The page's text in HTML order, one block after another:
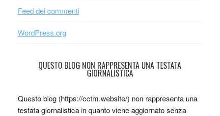
Feed dei commenti
WordPress.org
QUESTO BLOG NON RAPPRESENTA UNA TESTATA
GIORNALISTICA
Questo blog (https://cctm.website/) non rappresenta una
testata giornalistica in quanto viene aggiornato senza